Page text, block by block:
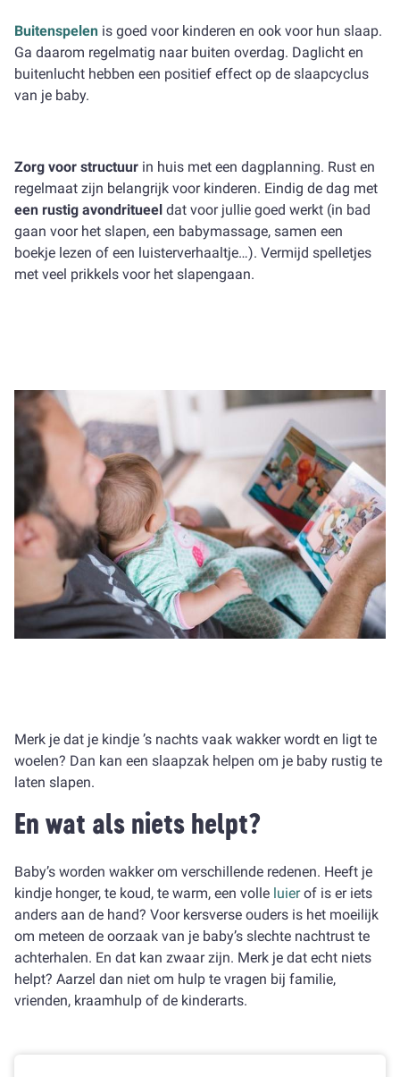
Buitenspelen is goed voor kinderen en ook voor hun slaap.
Ga daarom regelmatig naar buiten overdag. Daglicht en
buitenlucht hebben een positief effect op de slaapcyclus
van je baby.
Zorg voor structuur in huis met een dagplanning. Rust en
regelmaat zijn belangrijk voor kinderen. Eindig de dag met
een rustig avondritueel dat voor jullie goed werkt (in bad
gaan voor het slapen, een babymassage, samen een
boekje lezen of een luisterverhaaltje…). Vermijd spelletjes
met veel prikkels voor het slapengaan.
Merk je dat je kindje ’s nachts vaak wakker wordt en ligt te
woelen? Dan kan een slaapzak helpen om je baby rustig te
laten slapen.
En wat als niets helpt?
Baby’s worden wakker om verschillende redenen. Heeft je
kindje honger, te koud, te warm, een volle luierof is er iets
anders aan de hand? Voor kersverse ouders is het moeilijk
om meteen de oorzaak van je baby’s slechte nachtrust te
achterhalen. En dat kan zwaar zijn. Merk je dat echt niets
helpt? Aarzel dan niet om hulp te vragen bij familie,
vrienden, kraamhulp of de kinderarts.